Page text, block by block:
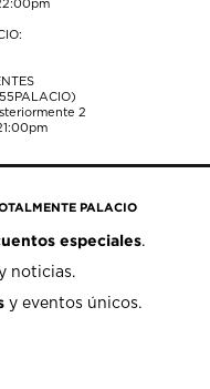
2
PALACIO
especiales.
noticias.
y eventos únicos.